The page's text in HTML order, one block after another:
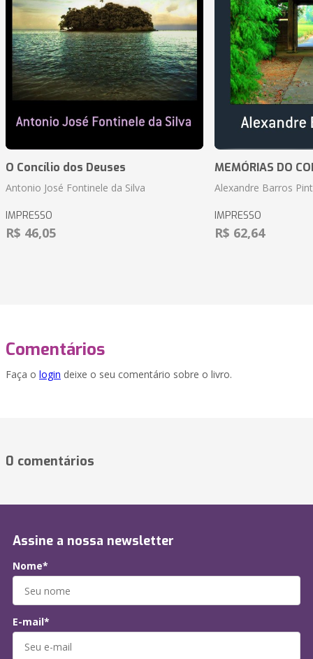
O Concílio dos Deuses
Antonio José Fontinele da Silva
IMPRESSO
R$ 46,05
MEMÓRIAS DO
Alexandre Barros
IMPRESSO
R$ 62,64
Comentários
Faça o login deixe o seu comentário sobre o livro.
0 comentários
Assine a nossa newsletter
Nome*
E-mail*